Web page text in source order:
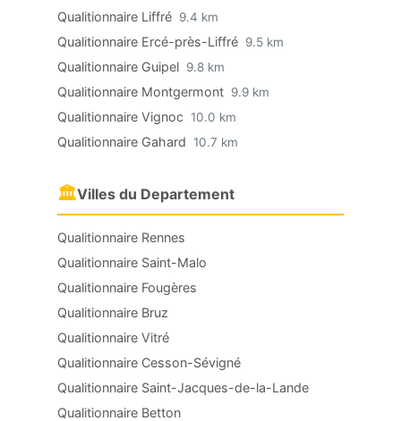
Qualitionnaire Liffré 9.4 km
Qualitionnaire Ercé-près-Liffré 9.5 km
Qualitionnaire Guipel 9.8 km
Qualitionnaire Montgermont 9.9 km
Qualitionnaire Vignoc 10.0 km
Qualitionnaire Gahard 10.7 km
🏛Villes du Departement
Qualitionnaire Rennes
Qualitionnaire Saint-Malo
Qualitionnaire Fougères
Qualitionnaire Bruz
Qualitionnaire Vitré
Qualitionnaire Cesson-Sévigné
Qualitionnaire Saint-Jacques-de-la-Lande
Qualitionnaire Betton